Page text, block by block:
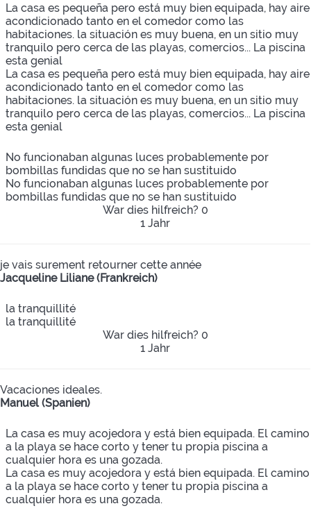
La casa es pequeña pero está muy bien equipada, hay aire
acondicionado tanto en el comedor como las
habitaciones. la situación es muy buena, en un sitio muy
tranquilo pero cerca de las playas, comercios... La piscina
esta genial
La casa es pequeña pero está muy bien equipada, hay aire
acondicionado tanto en el comedor como las
habitaciones. la situación es muy buena, en un sitio muy
tranquilo pero cerca de las playas, comercios... La piscina
esta genial
No funcionaban algunas luces probablemente por
bombillas fundidas que no se han sustituido
No funcionaban algunas luces probablemente por
bombillas fundidas que no se han sustituido
War dies hilfreich? 0
1 Jahr
je vais surement retourner cette année
Jacqueline Liliane (Frankreich)
la tranquillité
la tranquillité
War dies hilfreich? 0
1 Jahr
Vacaciones ideales.
Manuel (Spanien)
La casa es muy acojedora y está bien equipada. El camino
a la playa se hace corto y tener tu propia piscina a
cualquier hora es una gozada.
La casa es muy acojedora y está bien equipada. El camino
a la playa se hace corto y tener tu propia piscina a
cualquier hora es una gozada.